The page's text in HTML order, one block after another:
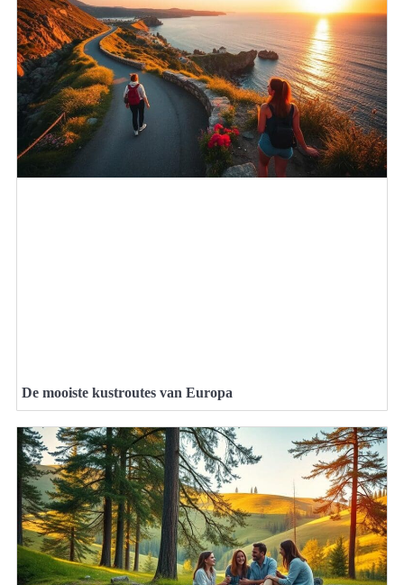
De mooiste kustroutes van Europa